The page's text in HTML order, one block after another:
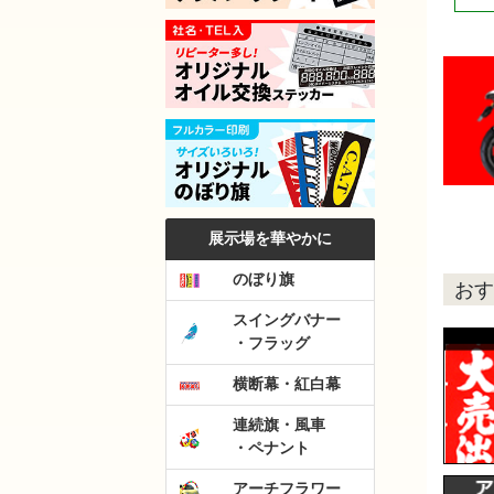
展示場を華やかに
のぼり旗
スイングバナー
・フラッグ
横断幕・紅白幕
連続旗・風車
・ペナント
アーチフラワー
お